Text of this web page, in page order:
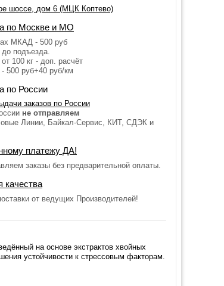
шоссе, дом 6 (МЦК Коптево)
по Москве и МО
МКАД - 500 руб
подъезда.
100 кг - доп. расчёт
500 руб+40 руб/км
по России
заказов по России
не отправляем
Линии, Байкал-Сервис, КИТ, СДЭК и
платежу ДА!
заказы без предварительной оплаты.
качества
от ведущих Производителей!
на основе экстрактов хвойных
устойчивости к стрессовым факторам.